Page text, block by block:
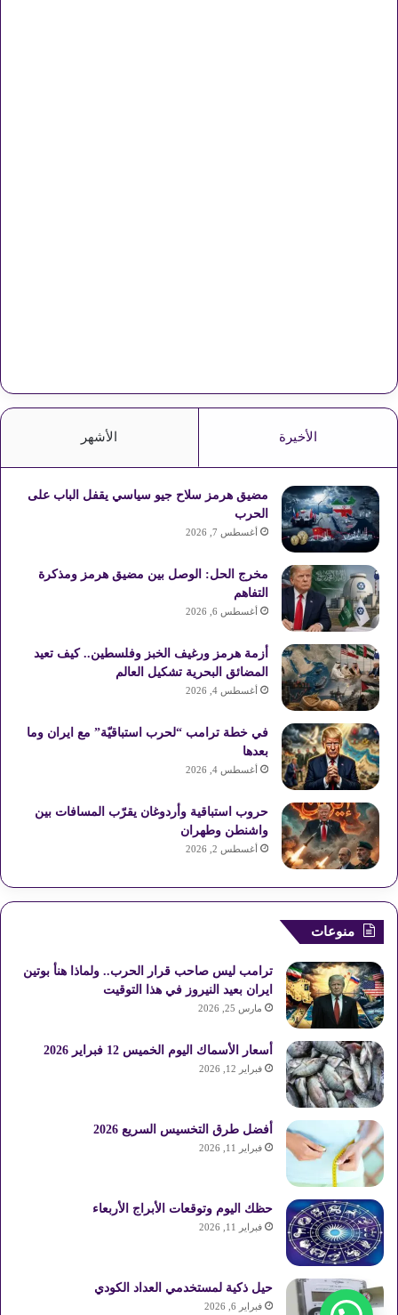
الأخيرة الأشهر
مضيق هرمز سلاح جيو سياسي يقفل الباب على
الحرب
أغسطس 7, 2026
مخرج الحل: الوصل بين مضيق هرمز ومذكرة
التفاهم
أغسطس 6, 2026
أزمة هرمز ورغيف الخبز وفلسطين.. كيف تعيد
المضائق البحرية تشكيل العالم
أغسطس 4, 2026
في خطة ترامب “لحرب استباقيّة” مع ايران وما
بعدها
أغسطس 4, 2026
حروب استباقية وأردوغان يقرّب المسافات بين
واشنطن وطهران
أغسطس 2, 2026
منوعات
ترامب ليس صاحب قرار الحرب.. ولماذا هنأ بوتين
ايران بعيد النيروز في هذا التوقيت
مارس 25, 2026
أسعار الأسماك اليوم الخميس 12 فبراير 2026
فبراير 12, 2026
أفضل طرق التخسيس السريع 2026
فبراير 11, 2026
حظك اليوم وتوقعات الأبراج الأربعاء
فبراير 11, 2026
حيل ذكية لمستخدمي العداد الكودي
فبراير 6, 2026